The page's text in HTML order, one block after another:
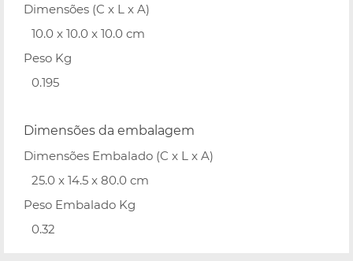
Dimensões (C x L x A)
10.0 x 10.0 x 10.0 cm
Peso Kg
0.195
Dimensões da embalagem
Dimensões Embalado (C x L x A)
25.0 x 14.5 x 80.0 cm
Peso Embalado Kg
0.32